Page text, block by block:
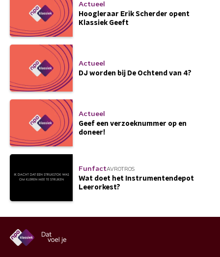
Actueel
Hoogleraar Erik Scherder opent
Klassiek Geeft
Actueel
DJ worden bij De Ochtend van 4?
Actueel
Geef een verzoeknummer op en
doneer!
FunfactAVROTROS
Wat doet het Instrumentendepot
Leerorkest?